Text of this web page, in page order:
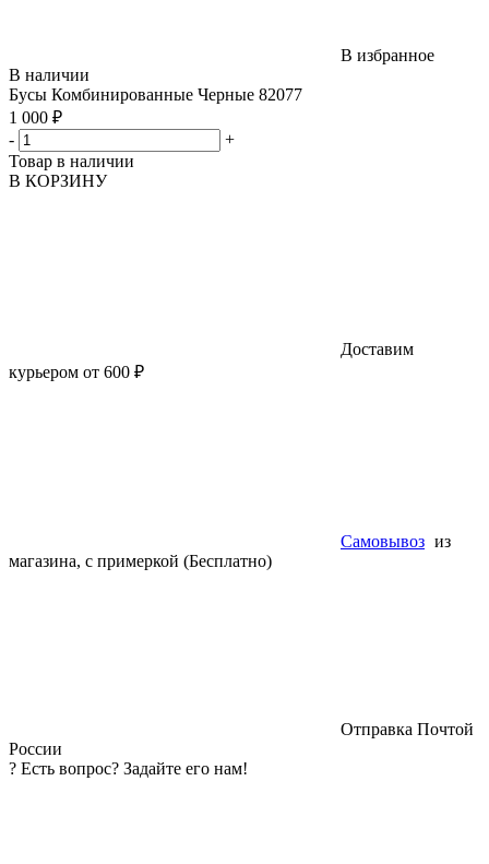
В избранное
В наличии
Бусы Комбинированные Черные 82077
1 000 ₽
-
+
Товар в наличии
В КОРЗИНУ
Доставим
курьером от 600 ₽
Самовывоз из
магазина, с примеркой (Бесплатно)
Отправка Почтой
России
? Есть вопрос? Задайте его нам!